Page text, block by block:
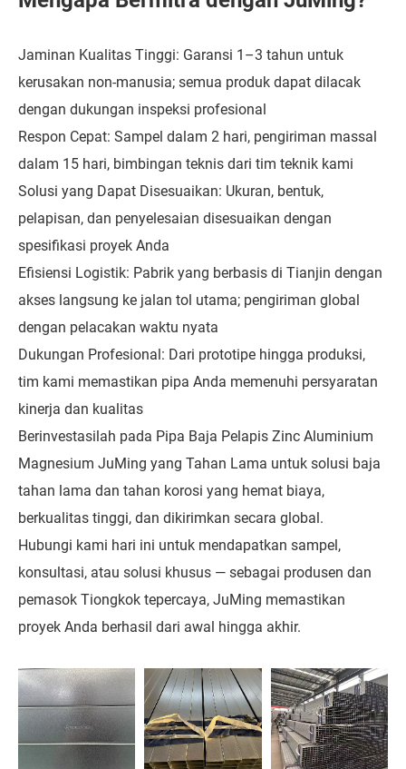
Jaminan Kualitas Tinggi: Garansi 1–3 tahun untuk
kerusakan non-manusia; semua produk dapat dilacak
dengan dukungan inspeksi profesional
Respon Cepat: Sampel dalam 2 hari, pengiriman massal
dalam 15 hari, bimbingan teknis dari tim teknik kami
Solusi yang Dapat Disesuaikan: Ukuran, bentuk,
pelapisan, dan penyelesaian disesuaikan dengan
spesifikasi proyek Anda
Efisiensi Logistik: Pabrik yang berbasis di Tianjin dengan
akses langsung ke jalan tol utama; pengiriman global
dengan pelacakan waktu nyata
Dukungan Profesional: Dari prototipe hingga produksi,
tim kami memastikan pipa Anda memenuhi persyaratan
kinerja dan kualitas
Berinvestasilah pada Pipa Baja Pelapis Zinc Aluminium
Magnesium JuMing yang Tahan Lama untuk solusi baja
tahan lama dan tahan korosi yang hemat biaya,
berkualitas tinggi, dan dikirimkan secara global.
Hubungi kami hari ini untuk mendapatkan sampel,
konsultasi, atau solusi khusus — sebagai produsen dan
pemasok Tiongkok tepercaya, JuMing memastikan
proyek Anda berhasil dari awal hingga akhir.